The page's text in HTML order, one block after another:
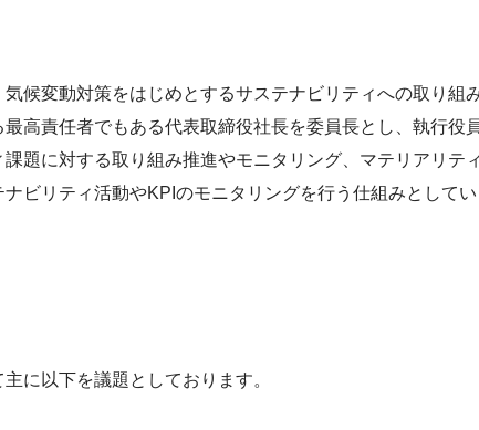
候変動対策をはじめとするサステナビリティへの取り
高責任者でもある代表取締役社長を委員長とし、執行
題に対する取り組み推進やモニタリング、マテリアリ
ビリティ活動やKPIのモニタリングを行う仕組みとしてい
に以下を議題としております。